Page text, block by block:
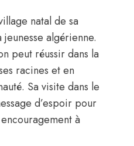
natal de sa
algérienne.
peut réussir dans la
racines et en
Sa visite dans le
d’espoir pour
à